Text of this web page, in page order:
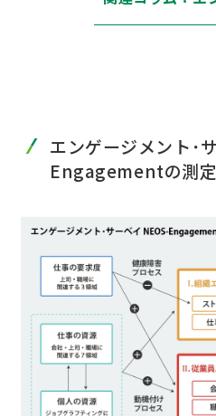
エンゲージメント･
Engagementの測